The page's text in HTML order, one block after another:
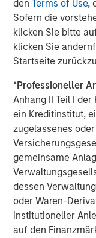
den Terms of Use,
Sofern die
klicken Sie bitte
klicken Sie
Startseite
*Professioneller
Anhang II Teil I der
ein Kreditinstitut,
zugelassenes
gemeinsame
dessen
oder Waren-
institutioneller
auf den
aerospace
About SPG
SPG is a leading
and related
marine markets.
drive trains and
generation,
heat and power
resources
is a portfolio
Partners.
About Morgan